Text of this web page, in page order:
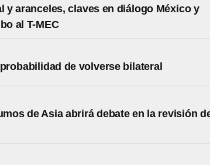
y aranceles, claves en diálogo México y
al T-MEC
de volverse bilateral
de Asia abrirá debate en la revisión